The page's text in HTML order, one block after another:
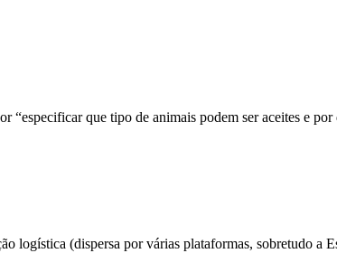
“especificar que tipo de animais podem ser aceites e
logística (dispersa por várias plataformas, sobretudo a